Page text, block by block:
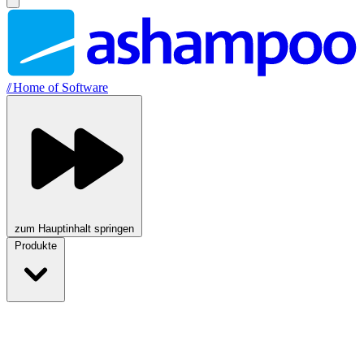
//Home of Software
zum Hauptinhalt springen
Produkte